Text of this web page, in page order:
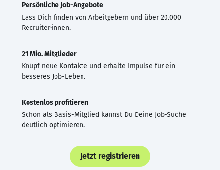
Persönliche Job-Angebote
Lass Dich finden von Arbeitgebern und über 20.000
Recruiter·innen.
21 Mio. Mitglieder
Knüpf neue Kontakte und erhalte Impulse für ein
besseres Job-Leben.
Kostenlos profitieren
Schon als Basis-Mitglied kannst Du Deine Job-Suche
deutlich optimieren.
Jetzt registrieren